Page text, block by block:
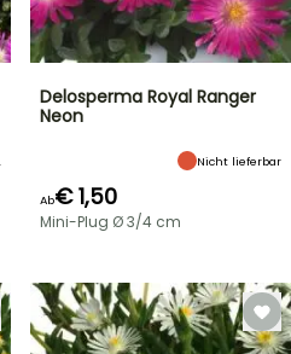
Delosperma Royal Ranger
Neon
Nicht lieferbar
Ab€ 1,50
Mini-Plug Ø 3/4 cm